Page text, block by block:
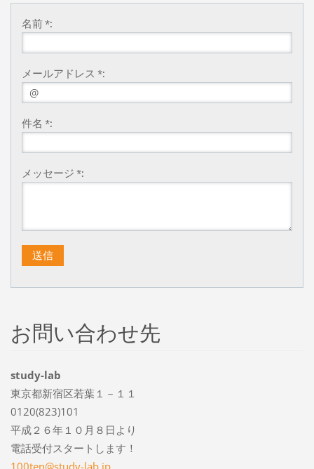
名前 *:
メールアドレス *:
件名 *:
メッセージ *:
お問い合わせ先
study-lab
東京都新宿区若葉１－１１
0120(823)101
平成２６年１０月８日より
電話受付スタートします！